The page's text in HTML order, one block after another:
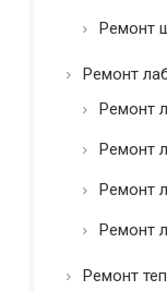
Ремонт
Ремонт
Ремонт
Ремонт
Ремонт
Ремонт
Ремонт